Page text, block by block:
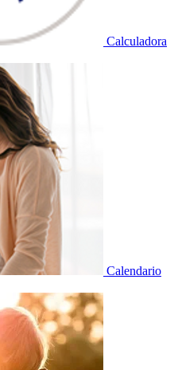
Calculadora
Calendario